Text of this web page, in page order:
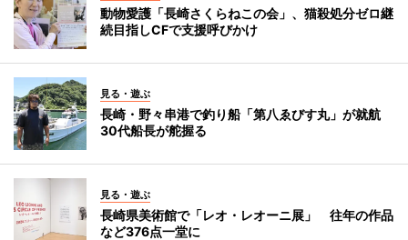
動物愛護「長崎さくらねこの会」、猫殺処分ゼロ継
続目指しCFで支援呼びかけ
見る・遊ぶ
長崎・野々串港で釣り船「第八ゑびす丸」が就航
30代船長が舵握る
見る・遊ぶ
長崎県美術館で「レオ・レオーニ展」 往年の作品
など376点一堂に